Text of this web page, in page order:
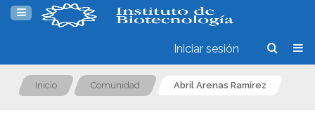
Iniciar sesión
Inicio Comunidad Abril Arenas Ramírez